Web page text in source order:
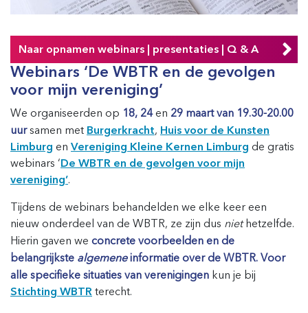
Naar opnamen webinars | presentaties | Q & A
Webinars ‘De WBTR en de gevolgen
voor mijn vereniging’
We organiseerden op 18, 24en 29 maart van 19.30-20.00
uursamen met Burgerkracht, Huis voor de Kunsten
Limburg en Vereniging Kleine Kernen Limburg de gratis
webinars ‘De WBTR en de gevolgen voor mijn
vereniging’.
Tijdens de webinars behandelden we elke keer een
nieuw onderdeel van de WBTR, ze zijn dus niethetzelfde.
Hierin gaven we concrete voorbeelden en de
belangrijkste algemeneinformatie over de WBTR. Voor
alle specifieke situaties van verenigingen kun je bij
Stichting WBTR terecht.